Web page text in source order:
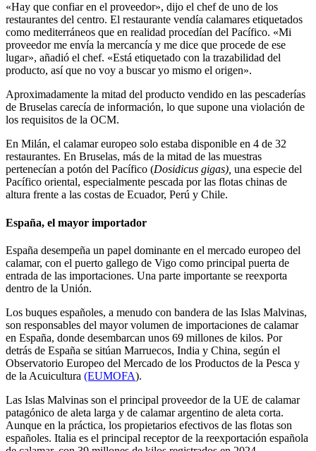
«Hay que confiar en el proveedor», dijo el chef de uno de los
restaurantes del centro. El restaurante vendía calamares etiquetados
como mediterráneos que en realidad procedían del Pacífico. «Mi
proveedor me envía la mercancía y me dice que procede de ese
lugar», añadió el chef. «Está etiquetado con la trazabilidad del
producto, así que no voy a buscar yo mismo el origen».
Aproximadamente la mitad del producto vendido en las pescaderías
de Bruselas carecía de información, lo que supone una violación de
los requisitos de la OCM.
En Milán, el calamar europeo solo estaba disponible en 4 de 32
restaurantes. En Bruselas, más de la mitad de las muestras
pertenecían a potón del Pacífico (Dosidicus gigas), una especie del
Pacífico oriental, especialmente pescada por las flotas chinas de
altura frente a las costas de Ecuador, Perú y Chile.
España, el mayor importador
España desempeña un papel dominante en el mercado europeo del
calamar, con el puerto gallego de Vigo como principal puerta de
entrada de las importaciones. Una parte importante se reexporta
dentro de la Unión.
Los buques españoles, a menudo con bandera de las Islas Malvinas,
son responsables del mayor volumen de importaciones de calamar
en España, donde desembarcan unos 69 millones de kilos. Por
detrás de España se sitúan Marruecos, India y China, según el
Observatorio Europeo del Mercado de los Productos de la Pesca y
de la Acuicultura (EUMOFA).
Las Islas Malvinas son el principal proveedor de la UE de calamar
patagónico de aleta larga y de calamar argentino de aleta corta.
Aunque en la práctica, los propietarios efectivos de las flotas son
españoles. Italia es el principal receptor de la reexportación española